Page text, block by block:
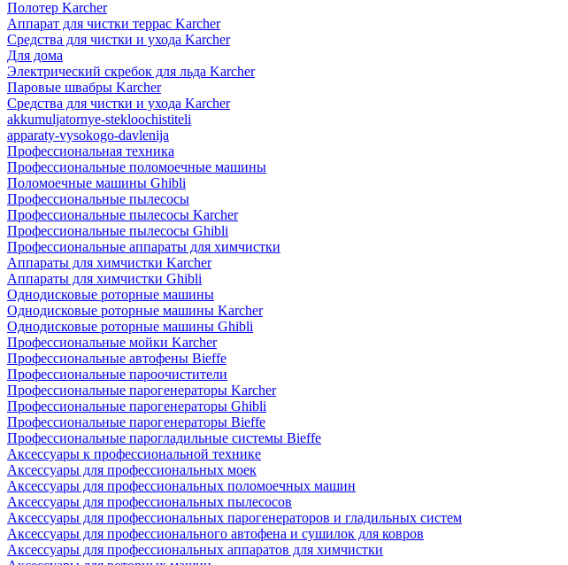
Полотер Karcher
Аппарат для чистки террас Karcher
Средства для чистки и ухода Karcher
Для дома
Электрический скребок для льда Karcher
Паровые швабры Karcher
Средства для чистки и ухода Karcher
akkumuljatornye-stekloochistiteli
apparaty-vysokogo-davlenija
Профессиональная техника
Профессиональные поломоечные машины
Поломоечные машины Ghibli
Профессиональные пылесосы
Профессиональные пылесосы Karcher
Профессиональные пылесосы Ghibli
Профессиональные аппараты для химчистки
Аппараты для химчистки Karcher
Аппараты для химчистки Ghibli
Однодисковые роторные машины
Однодисковые роторные машины Karcher
Однодисковые роторные машины Ghibli
Профессиональные мойки Karcher
Профессиональные автофены Bieffe
Профессиональные пароочистители
Профессиональные парогенераторы Karcher
Профессиональные парогенераторы Ghibli
Профессиональные парогенераторы Bieffe
Профессиональные парогладильные системы Bieffe
Аксессуары к профессиональной технике
Аксессуары для профессиональных моек
Аксессуары для профессиональных поломоечных машин
Аксессуары для профессиональных пылесосов
Аксессуары для профессиональных парогенераторов и гладильных систем
Аксессуары для профессионального автофена и сушилок для ковров
Аксессуары для профессиональных аппаратов для химчистки